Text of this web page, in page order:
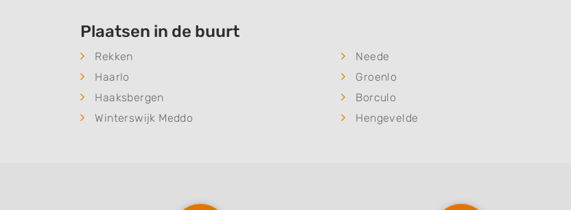
Plaatsen in de buurt
Rekken Neede
Haarlo
Groenlo
Haaksbergen
Borculo
Winterswijk Meddo
Hengevelde